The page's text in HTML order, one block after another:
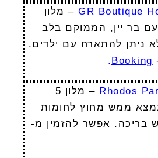
GR Boutique – מלון
עם בר יין, הממוקם בלב
ניתן להתארח עם ילדים.
Booking
.
Rhodos
– מלון 5
נמצא ממש מחוץ לחומות
בריכה. אפשר להזמין מ-